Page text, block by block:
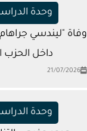
وحدة
وفاة "ليندسي
داخل
21/07/2026
وحدة